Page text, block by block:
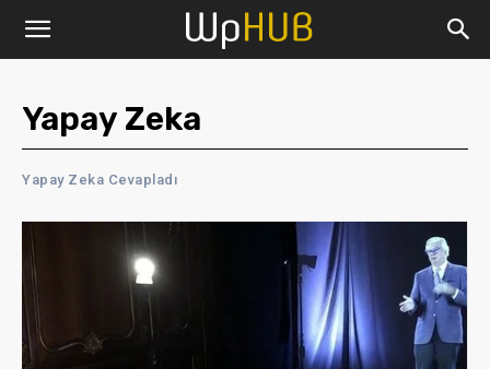
Yapay Zeka
Yapay Zeka Cevapladı